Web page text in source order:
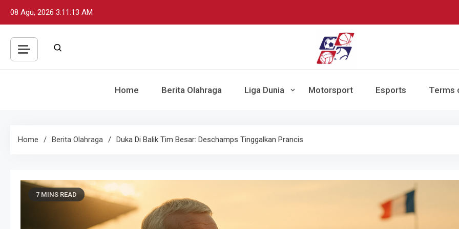
08 Agu, 2026 3:11:15 AM
BikeUniverse –
Home Berita Olahraga Liga Dunia Motorsport Esports Terms
Home Berita Olahraga Duka Di Balik Tim Besar: Deschamps Tinggalkan Prancis
7 MINS READ